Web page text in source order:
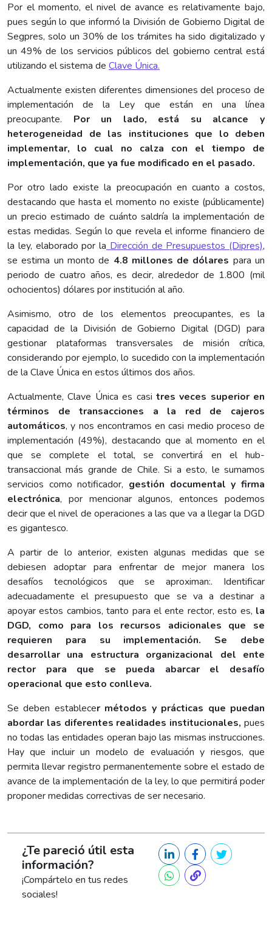
Por el momento, el nivel de avance es relativamente bajo,
pues según lo que informó la División de Gobierno Digital de
Segpres, solo un 30% de los trámites ha sido digitalizado y
un 49% de los servicios públicos del gobierno central está
utilizando el sistema de Clave Única.
Actualmente existen diferentes dimensiones del proceso de
implementación de la Ley que están en una línea
preocupante. Por un lado, está su alcance y
heterogeneidad de las instituciones que lo deben
implementar, lo cual no calza con el tiempo de
implementación, que ya fue modificado en el pasado.
Por otro lado existe la preocupación en cuanto a costos,
destacando que hasta el momento no existe (públicamente)
un precio estimado de cuánto saldría la implementación de
estas medidas. Según lo que revela el informe financiero de
la ley, elaborado por la Dirección de Presupuestos (Dipres),
se estima un monto de 4.8 millones de dólares para un
periodo de cuatro años, es decir, alrededor de 1.800 (mil
ochocientos) dólares por institución al año.
Asimismo, otro de los elementos preocupantes, es la
capacidad de la División de Gobierno Digital (DGD) para
gestionar plataformas transversales de misión crítica,
considerando por ejemplo, lo sucedido con la implementación
de la Clave Única en estos últimos dos años.
Actualmente, Clave Única es casi tres veces superior en
términos de transacciones a la red de cajeros
automáticos, y nos encontramos en casi medio proceso de
implementación (49%), destacando que al momento en el
que se complete el total, se convertirá en el hub-
transaccional más grande de Chile. Si a esto, le sumamos
servicios como notificador, gestión documental y firma
electrónica, por mencionar algunos, entonces podemos
decir que el nivel de operaciones a las que va a llegar la DGD
es gigantesco.
A partir de lo anterior, existen algunas medidas que se
debiesen adoptar para enfrentar de mejor manera los
desafíos tecnológicos que se aproximan:. Identificar
adecuadamente el presupuesto que se va a destinar a
apoyar estos cambios, tanto para el ente rector, esto es, la
DGD, como para los recursos adicionales que se
requieren para su implementación. Se debe
desarrollar una estructura organizacional del ente
rector para que se pueda abarcar el desafío
operacional que esto conlleva.
Se deben establecer métodos y prácticas que puedan
abordar las diferentes realidades institucionales, pues
no todas las entidades operan bajo las mismas instrucciones.
Hay que incluir un modelo de evaluación y riesgos, que
permita llevar registro permanentemente sobre el estado de
avance de la implementación de la ley, lo que permitirá poder
proponer medidas correctivas de ser necesario.
¿Te pareció útil esta
información?
¡Compártelo en tus redes
sociales!